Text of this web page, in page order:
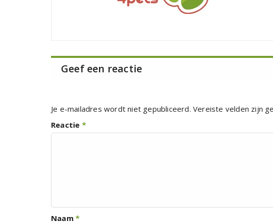
Geef een reactie
Je e-mailadres wordt niet gepubliceerd. Vereiste velden zijn
Reactie *
Naam *